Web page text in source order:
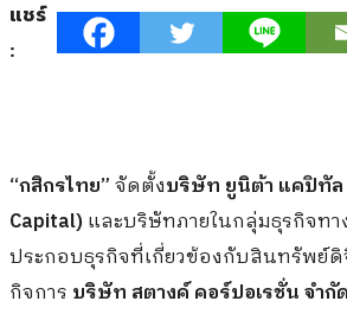
แชร์
:
“กสิกรไทย”จัดตั้งบริษัท ยูนิต้า แคปิทัล
Capital)และบริษัทภายในกลุ่มธุรกิจทา
ประกอบธุรกิจที่เกี่ยวข้องกับสินทรัพย์ดิ
กิจการ บริษัท สตางค์ คอร์ปอเรชั่น จำกั